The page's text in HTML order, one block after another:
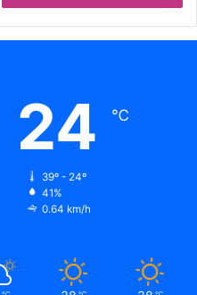
24 ℃
39º - 24º
41%
0.64 km/h